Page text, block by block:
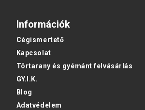
Információk
Cégismertető
Kapcsolat
Törtarany és gyémánt felvásárlás
GY.I.K.
Blog
Adatvédelem